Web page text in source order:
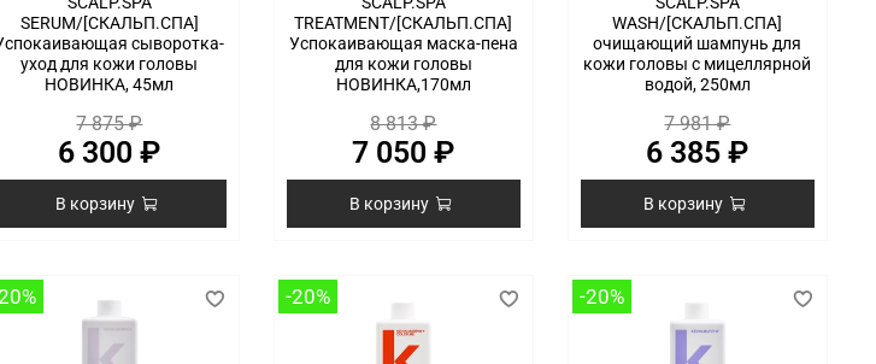
SERUM/[СКАЛЬП.СПА]
сыворотка-
уход для кожи головы
НОВИНКА, 45мл
7 875 ₽
6 300 ₽
В корзину
TREATMENT/[СКАЛЬП.СПА]
Успокаивающая маска-пена
для кожи головы
НОВИНКА,170мл
8 813 ₽
7 050 ₽
В корзину
WASH/[СКАЛЬП.СПА]
очищающий шампунь для
кожи головы с мицеллярной
водой, 250мл
7 981 ₽
6 385 ₽
В корзину
-20% -20%